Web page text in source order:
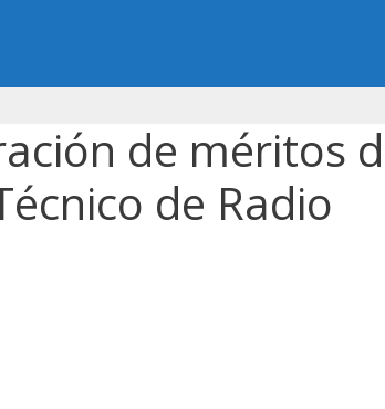
de méritos
de Radio